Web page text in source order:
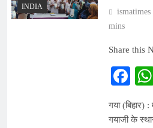
INDIA
ismatimes
mins
Share this
गया (बिहार) :
गयाजी के